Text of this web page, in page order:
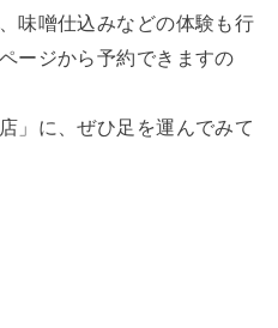
味噌仕込みなどの体験も行
ージから予約できますの
」に、ぜひ足を運んでみて